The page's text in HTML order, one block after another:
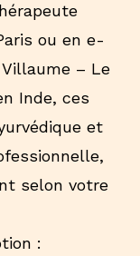
ou en e-
– Le
Inde, ces
et
selon votre
: